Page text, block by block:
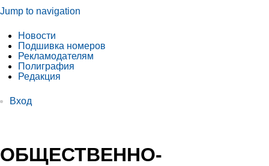
Jump to navigation
Новости
Подшивка номеров
Рекламодателям
Полиграфия
Редакция
Вход
ОБЩЕСТВЕННО-